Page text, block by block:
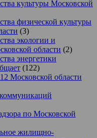
культуры Московской
физической культуры
(3)
экологии и
области (2)
энергетики
(122)
Московской области
по Московской
жилищно-